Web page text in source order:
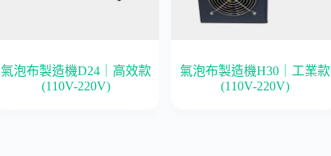
氣泡布製造機D24｜高效款
(110V-220V)
氣泡布製造機H30｜工業款
(110V-220V)